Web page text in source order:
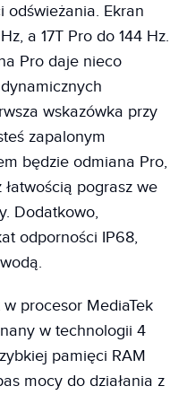
odświeżania. Ekran
a 17T Pro do 144 Hz.
Pro daje nieco
wskazówka przy
zapalonym
będzie odmiana Pro,
łatwością pograsz we
Dodatkowo,
odporności IP68,
procesor MediaTek
w technologii 4
pamięci RAM
mocy do działania z